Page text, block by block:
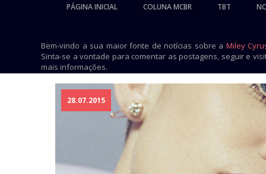
PÁGINA INICIAL COLUNA MCBR TBT
Bem-vindo a sua maior fonte de notícias sobre a Miley
Sinta-se a vontade para comentar as postagens, seguir e
mais informações.
28.07.2015